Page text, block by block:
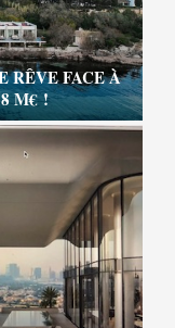
RÊVE FACE À
M€ !